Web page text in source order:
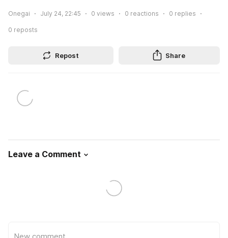
Onegai July 24, 22:45 0 views 0 reactions 0 replies
0 reposts
Repost Share
Leave a Comment